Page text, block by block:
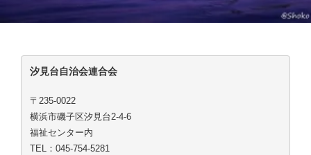
汐見台自治会連合会
〒235-0022
横浜市磯子区汐見台2-4-6
福祉センター内
TEL：045-754-5281